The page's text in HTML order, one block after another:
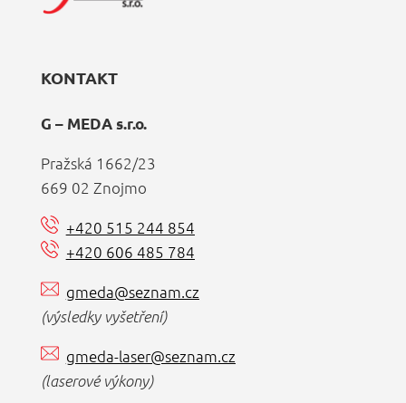
KONTAKT
G – MEDA s.r.o.
Pražská 1662/23
669 02 Znojmo
+420 515 244 854
+420 606 485 784
gmeda@seznam.cz
(výsledky vyšetření)
gmeda-laser@seznam.cz
(laserové výkony)